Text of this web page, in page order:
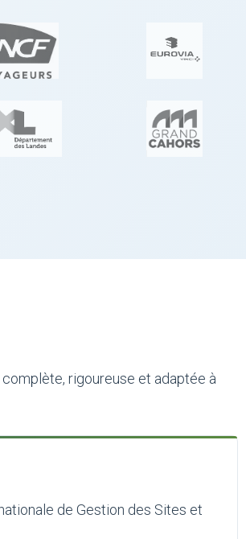
rigoureuse et adaptée à
de Gestion des Sites et